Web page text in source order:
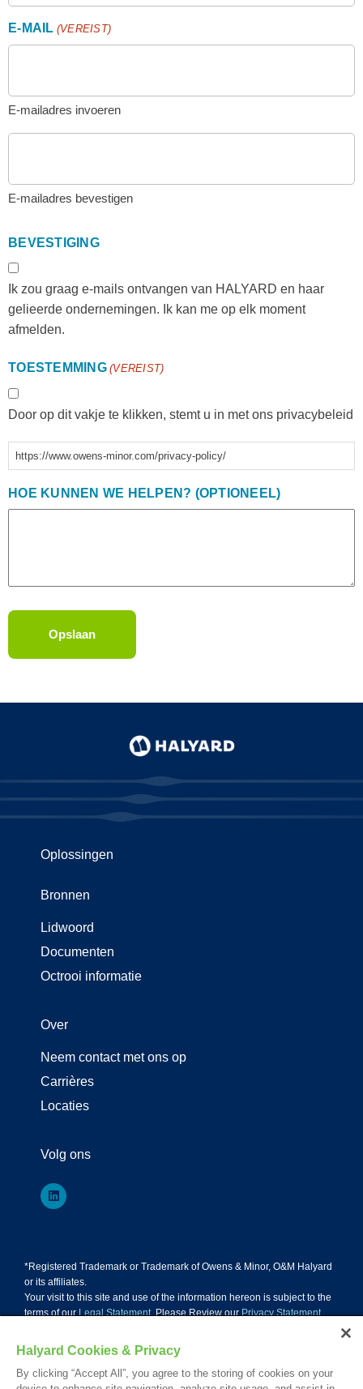
E-MAIL (VEREIST)
E-mailadres invoeren
E-mailadres bevestigen
BEVESTIGING
Ik zou graag e-mails ontvangen van HALYARD en haar
gelieerde ondernemingen. Ik kan me op elk moment
afmelden.
TOESTEMMING (VEREIST)
Door op dit vakje te klikken, stemt u in met ons privacybeleid
https://www.owens-minor.com/privacy-policy/
HOE KUNNEN WE HELPEN? (OPTIONEEL)
Oplossingen
Bronnen
Lidwoord
Documenten
Octrooi informatie
Over
Neem contact met ons op
Carrières
Locaties
Volg ons
*Registered Trademark or Trademark of Owens & Minor, O&M Halyard
or its affiliates.
Your visit to this site and use of the information hereon is subject to the
terms of ourLegal Statement. Please Review ourPrivacy Statement.
Nederlands English Français
Halyard Cookies & Privacy
By clicking “Accept All”, you agree to the storing of cookies on your